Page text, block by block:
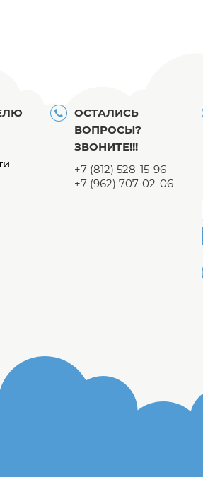
ОСТАЛИСЬ
ВОПРОСЫ?
ЗВОНИТЕ!!!
+7 (812) 528-15-96
+7 (962) 707-02-06